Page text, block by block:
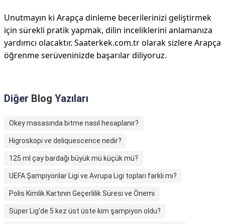
Unutmayın ki Arapça dinleme becerilerinizi geliştirmek
için sürekli pratik yapmak, dilin inceliklerini anlamanıza
yardımcı olacaktır. Saaterkek.com.tr olarak sizlere Arapça
öğrenme serüveninizde başarılar diliyoruz.
Diğer Blog Yazıları
Okey masasında bitme nasıl hesaplanır?
Higroskopi ve deliquescence nedir?
125 ml çay bardağı büyük mü küçük mü?
UEFA Şampiyonlar Ligi ve Avrupa Ligi topları farklı mı?
Polis Kimlik Kartının Geçerlilik Süresi ve Önemi
Süper Lig'de 5 kez üst üste kim şampiyon oldu?